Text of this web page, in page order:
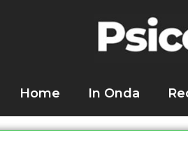
Home In Onda